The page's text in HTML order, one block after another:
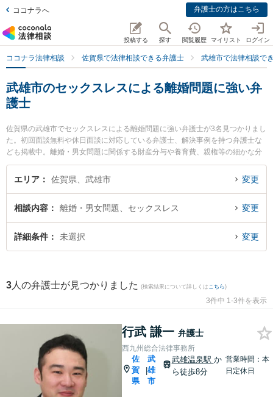
ココナラへ 弁護士の方はこちら
投稿する 探す 閲覧履歴 マイリスト ログイン
ココナラ法律相談 佐賀県で法律相談できる弁護士 武雄市で法律相談で
武雄市のセックスレスによる離婚問題に強い弁
護士
佐賀県の武雄市でセックスレスによる離婚問題に強い弁護士が3名見つかりまし
た。初回面談無料や休日面談に対応している弁護士、解決事例を持つ弁護士な
ども掲載中。離婚・男女問題に関係する財産分与や養育費、親権等の細かな分
野での絞り込み検索もでき便利です。特に西九州総合法律事務所の行武 謙一弁
護士や弁護士法人桑原法律事務所の矢野 雄基弁護士、武雄法律事務所の大和 幸
四郎弁護士のプロフィール情報や弁護士費用、強みなどが注目されています。
すぐに弁護士に相談したい』『セックスレスによる離婚問題のトラブル解決の
実績豊富な近くの弁護士を検索したい』『初回相談無料でセックスレスによる
離婚問題を法律相談できる武雄市内の弁護士に相談予約したい』などでお困り
エリア 佐賀県、武雄市 変更
相談内容 離婚・男女問題、セックスレス 変更
詳細条件 未選択 変更
3 人の弁護士が見つかりました (検索結果について詳しくは こちら)
3件中 1-3件を表示
行武 謙一 弁護士
西九州総合法律事務所
佐
賀
県
|
武
雄
市
武雄温泉駅 か
ら徒歩8分
営業時間：本
日定休日